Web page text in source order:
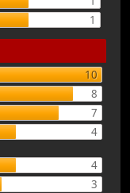
1
10
8
7
4
4
3